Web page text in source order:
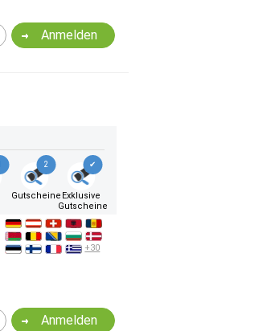
Anmelden
2
Gutscheine
✔
Exklusive
Gutscheine
+30
Anmelden